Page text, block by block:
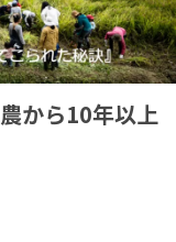
から10年以上